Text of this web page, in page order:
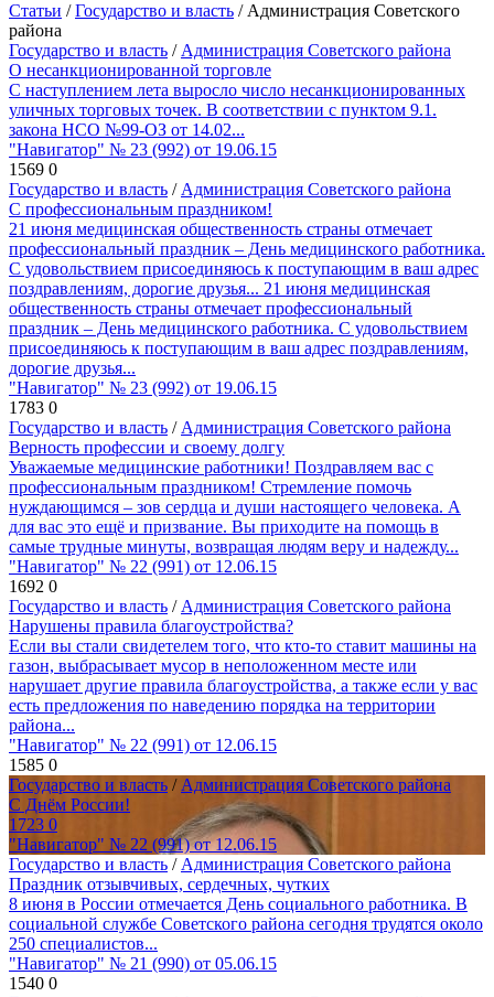
Статьи /Государство и власть / Администрация Советского
района
Государство и власть / Администрация Советского района
О несанкционированной торговле
С наступлением лета выросло число несанкционированных
уличных торговых точек. В соответствии с пунктом 9.1.
закона НСО №99-ОЗ от 14.02...
"Навигатор" № 23 (992) от 19.06.15
1569 0
Государство и власть / Администрация Советского района
С профессиональным праздником!
21 июня медицинская общественность страны отмечает
профессиональный праздник – День медицинского работника.
С удовольствием присоединяюсь к поступающим в ваш адрес
поздравлениям, дорогие друзья... 21 июня медицинская
общественность страны отмечает профессиональный
праздник – День медицинского работника. С удовольствием
присоединяюсь к поступающим в ваш адрес поздравлениям,
дорогие друзья...
"Навигатор" № 23 (992) от 19.06.15
1783 0
Государство и власть / Администрация Советского района
Верность профессии и своему долгу
Уважаемые медицинские работники! Поздравляем вас с
профессиональным праздником! Стремление помочь
нуждающимся – зов сердца и души настоящего человека. А
для вас это ещё и призвание. Вы приходите на помощь в
самые трудные минуты, возвращая людям веру и надежду...
"Навигатор" № 22 (991) от 12.06.15
1692 0
Государство и власть / Администрация Советского района
Нарушены правила благоустройства?
Если вы стали свидетелем того, что кто-то ставит машины на
газон, выбрасывает мусор в неположенном месте или
нарушает другие правила благоустройства, а также если у вас
есть предложения по наведению порядка на территории
района...
"Навигатор" № 22 (991) от 12.06.15
1585 0
Государство и власть / Администрация Советского района
С Днём России!
1723 0
"Навигатор" № 22 (991) от 12.06.15
Государство и власть / Администрация Советского района
Праздник отзывчивых, сердечных, чутких
8 июня в России отмечается День социального работника. В
социальной службе Советского района сегодня трудятся около
250 специалистов...
"Навигатор" № 21 (990) от 05.06.15
1540 0